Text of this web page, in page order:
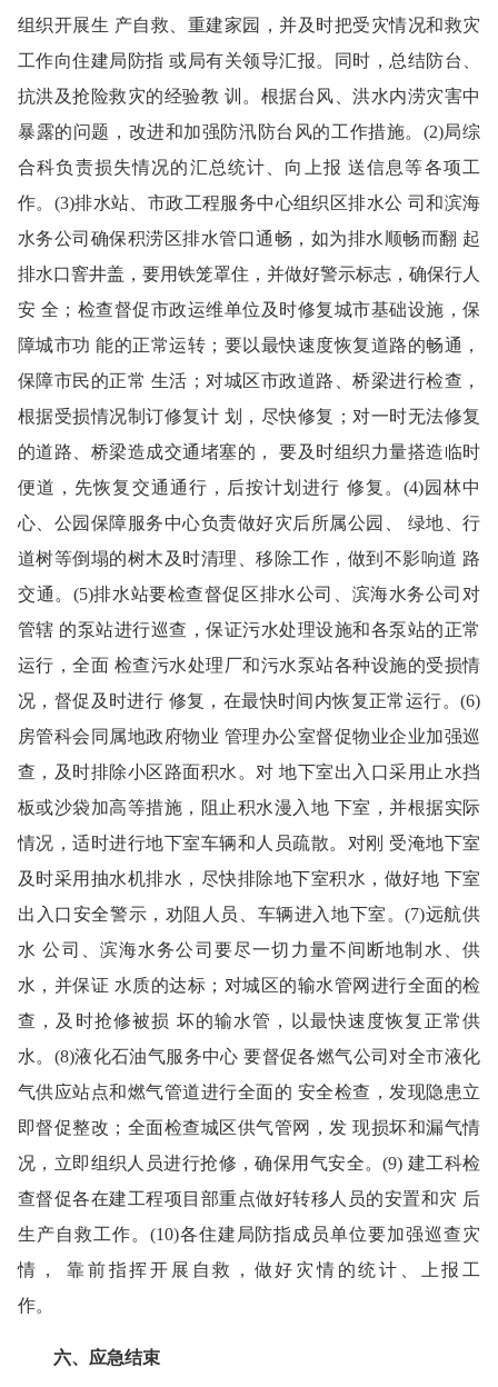
组织开展生 产自救、重建家园，并及时把受灾情况和救灾
工作向住建局防指 或局有关领导汇报。同时，总结防台、
抗洪及抢险救灾的经验教 训。根据台风、洪水内涝灾害中
暴露的问题，改进和加强防汛防台风的工作措施。(2)局综
合科负责损失情况的汇总统计、向上报 送信息等各项工
作。(3)排水站、市政工程服务中心组织区排水公 司和滨海
水务公司确保积涝区排水管口通畅，如为排水顺畅而翻 起
排水口窨井盖，要用铁笼罩住，并做好警示标志，确保行人
安 全；检查督促市政运维单位及时修复城市基础设施，保
障城市功 能的正常运转；要以最快速度恢复道路的畅通，
保障市民的正常 生活；对城区市政道路、桥梁进行检查，
根据受损情况制订修复计 划，尽快修复；对一时无法修复
的道路、桥梁造成交通堵塞的， 要及时组织力量搭造临时
便道，先恢复交通通行，后按计划进行 修复。(4)园林中
心、公园保障服务中心负责做好灾后所属公园、 绿地、行
道树等倒塌的树木及时清理、移除工作，做到不影响道 路
交通。(5)排水站要检查督促区排水公司、滨海水务公司对
管辖 的泵站进行巡查，保证污水处理设施和各泵站的正常
运行，全面 检查污水处理厂和污水泵站各种设施的受损情
况，督促及时进行 修复，在最快时间内恢复正常运行。(6)
房管科会同属地政府物业 管理办公室督促物业企业加强巡
查，及时排除小区路面积水。对 地下室出入口采用止水挡
板或沙袋加高等措施，阻止积水漫入地 下室，并根据实际
情况，适时进行地下室车辆和人员疏散。对刚 受淹地下室
及时采用抽水机排水，尽快排除地下室积水，做好地 下室
出入口安全警示，劝阻人员、车辆进入地下室。(7)远航供
水 公司、滨海水务公司要尽一切力量不间断地制水、供
水，并保证 水质的达标；对城区的输水管网进行全面的检
查，及时抢修被损 坏的输水管，以最快速度恢复正常供
水。(8)液化石油气服务中心 要督促各燃气公司对全市液化
气供应站点和燃气管道进行全面的 安全检查，发现隐患立
即督促整改；全面检查城区供气管网，发 现损坏和漏气情
况，立即组织人员进行抢修，确保用气安全。(9) 建工科检
查督促各在建工程项目部重点做好转移人员的安置和灾 后
生产自救工作。(10)各住建局防指成员单位要加强巡查灾
情， 靠前指挥开展自救，做好灾情的统计、上报工
作。
六、应急结束